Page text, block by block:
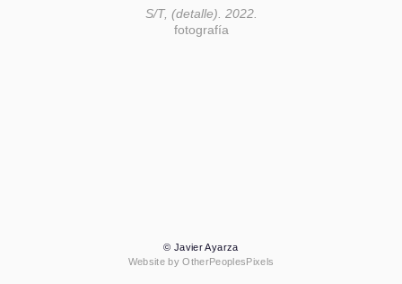
S/T, (detalle). 2022.
fotografía
© Javier Ayarza
Website by OtherPeoplesPixels